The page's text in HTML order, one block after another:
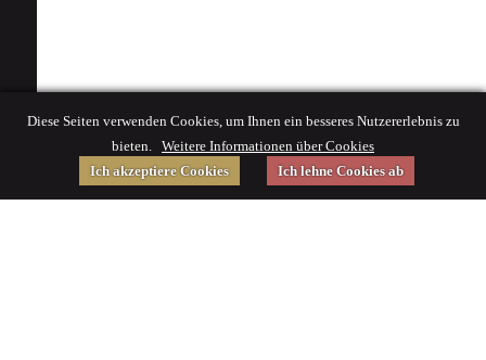
Diese Seiten verwenden Cookies, um Ihnen ein besseres Nutzererlebnis zu
bieten. Weitere Informationen über Cookies
Ich akzeptiere Cookies
Ich lehne Cookies ab